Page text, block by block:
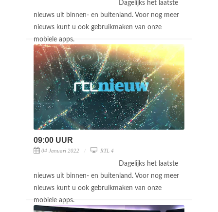
Dagelijks het laatste
nieuws uit binnen- en buitenland. Voor nog meer
nieuws kunt u ook gebruikmaken van onze
mobiele apps.
09:00 UUR
04 Januari 2022 RTL 4
Dagelijks het laatste
nieuws uit binnen- en buitenland. Voor nog meer
nieuws kunt u ook gebruikmaken van onze
mobiele apps.